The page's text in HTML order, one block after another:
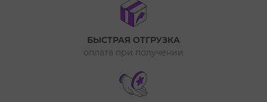
БЫСТРАЯ ОТГРУЗКА
оплата при получении